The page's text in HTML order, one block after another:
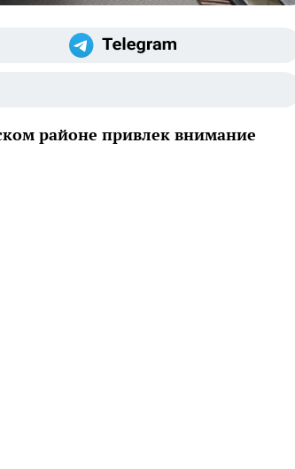
районе привлек внимание